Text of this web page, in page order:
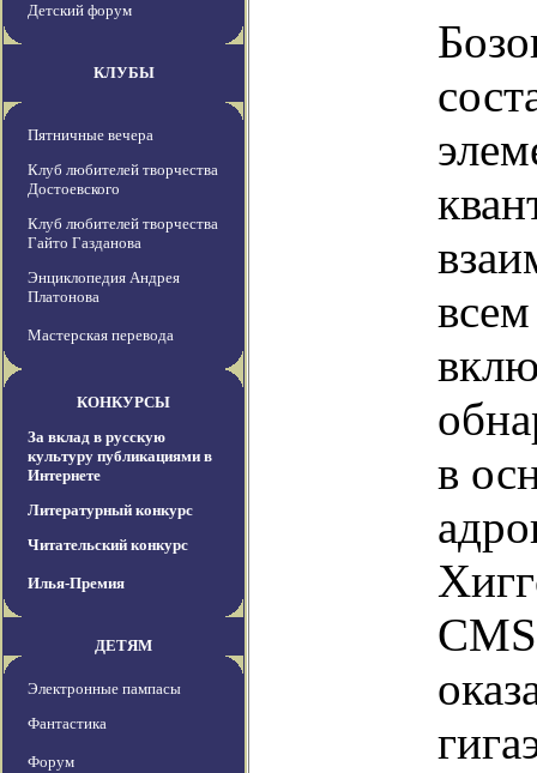
Детский форум
КЛУБЫ
Пятничные вечера
Клуб любителей творчества
Достоевского
Клуб любителей творчества
Гайто Газданова
Энциклопедия Андрея
Платонова
Мастерская перевода
КОНКУРСЫ
За вклад в русскую
культуру публикациями в
Интернете
Литературный конкурс
Читательский конкурс
Илья-Премия
ДЕТЯМ
Электронные пампасы
Фантастика
Форум
в